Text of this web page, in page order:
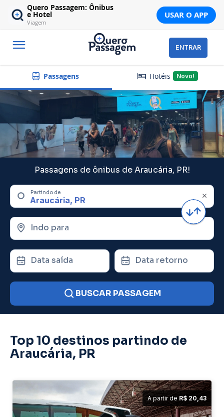
Quero Passagem: Ônibus
e Hotel
Viagem
USAR O APP
ENTRAR
Passagens Hotéis Novo!
Passagens de ônibus de Araucária, PR!
Partindo de
Indo para
Data saída Data retorno
BUSCAR PASSAGEM
Top 10 destinos partindo de
Araucária, PR
A partir de R$ 20,43